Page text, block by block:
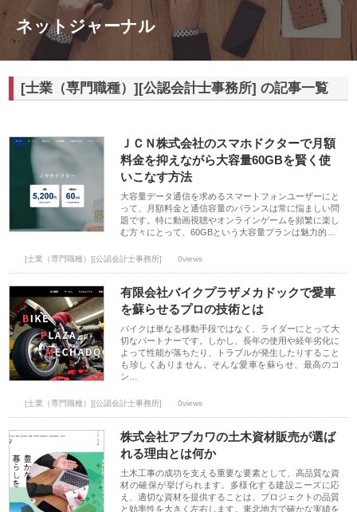
ネットジャーナル
[士業（専門職種）][公認会計士事務所] の記事一覧
ＪＣＮ株式会社のスマホドクターで月額
料金を抑えながら大容量60GBを賢く使
いこなす方法
大容量データ通信を求めるスマートフォンユーザーにと
って、月額料金と通信容量のバランスは常に悩ましい問
題です。特に動画視聴やオンラインゲームを頻繁に楽し
む方々にとって、60GBという大容量プランは魅力的…
[士業（専門職種）][公認会計士事務所] 0views
有限会社バイクプラザメカドックで愛車
を蘇らせるプロの技術とは
バイクは単なる移動手段ではなく、ライダーにとって大
切なパートナーです。しかし、長年の使用や経年劣化に
よって性能が落ちたり、トラブルが発生したりすること
も珍しくありません。そんな愛車を蘇らせ、最高のコ
ン…
[士業（専門職種）][公認会計士事務所] 0views
株式会社アブカワの土木資材販売が選ば
れる理由とは何か
土木工事の成功を支える重要な要素として、高品質な資
材の確保が挙げられます。多様化する建設ニーズに応
え、適切な資材を提供することは、プロジェクトの品質
と効率性を大きく左右します。東北地方で確かな実績を